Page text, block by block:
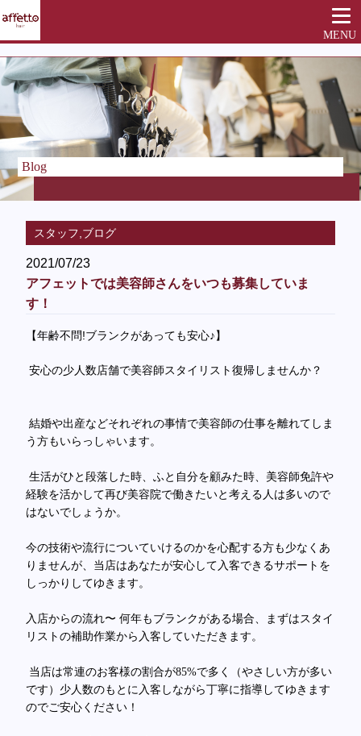
MENU
Blog
スタッフ,ブログ
2021/07/23
アフェットでは美容師さんをいつも募集していま
す！
【年齢不問!ブランクがあっても安心♪】
安心の少人数店舗で美容師スタイリスト復帰しませんか？
結婚や出産などそれぞれの事情で美容師の仕事を離れてしま
う方もいらっしゃいます。
生活がひと段落した時、ふと自分を顧みた時、美容師免許や
経験を活かして再び美容院で働きたいと考える人は多いので
はないでしょうか。
今の技術や流行についていけるのかを心配する方も少なくあ
りませんが、当店はあなたが安心して入客できるサポートを
しっかりしてゆきます。
入店からの流れ〜 何年もブランクがある場合、まずはスタイ
リストの補助作業から入客していただきます。
当店は常連のお客様の割合が85%で多く（やさしい方が多い
です）少人数のもとに入客しながら丁寧に指導してゆきます
のでご安心ください！